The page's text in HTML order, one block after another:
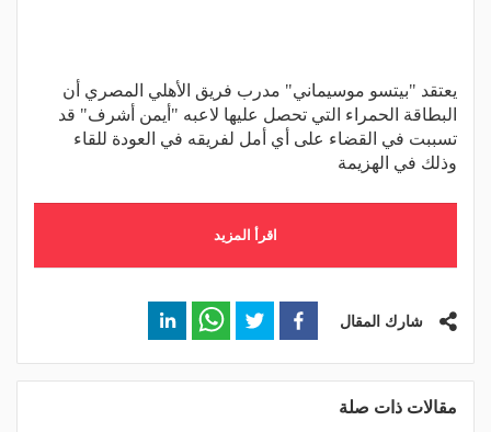
يعتقد "بيتسو موسيماني" مدرب فريق الأهلي المصري أن
البطاقة الحمراء التي تحصل عليها لاعبه "أيمن أشرف" قد
تسببت في القضاء على أي أمل لفريقه في العودة للقاء
وذلك في الهزيمة
اقرأ المزيد
شارك المقال
مقالات ذات صلة